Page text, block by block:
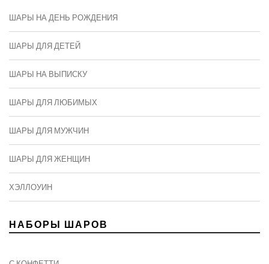
ШАРЫ НА ДЕНЬ РОЖДЕНИЯ
ШАРЫ ДЛЯ ДЕТЕЙ
ШАРЫ НА ВЫПИСКУ
ШАРЫ ДЛЯ ЛЮБИМЫХ
ШАРЫ ДЛЯ МУЖЧИН
ШАРЫ ДЛЯ ЖЕНЩИН
ХЭЛЛОУИН
НАБОРЫ ШАРОВ